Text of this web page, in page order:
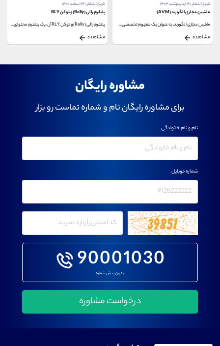
تاریخ انتشار : ۱۹ اردیبهشت ۱۴۰۳
ماشین مجازی الگورند (AVM)
ماشین مجازی الگورند، به عنوان یک مفهوم تخصصی...
مشاهده
تاریخ انتشار : ۱۴ اسفند ۱۴۰۰
پلتفرم رالی (Rally) و توکن RLY
پلتفرم رالی (Rally) و توکن RLY آن، یک پلتفرم محتوای...
مشاهده
مشاوره رایگان
برای مشاوره رایگان نام و شماره تماست رو بزار
90001030
بدون پیش شماره
نام و نام خانوادگی
شماره موبایل